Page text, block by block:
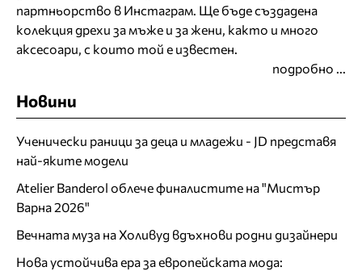
партньорство в Инстаграм. Ще бъде създадена
колекция дрехи за мъже и за жени, както и много
аксесоари, с които той е известен.
подробно ...
Новини
Ученически раници за деца и младежи - JD представя
най-яките модели
Atelier Banderol облече финалистите на "Мистър
Варна 2026"
Вечната муза на Холивуд вдъхнови родни дизайнери
Нова устойчива ера за европейската мода: